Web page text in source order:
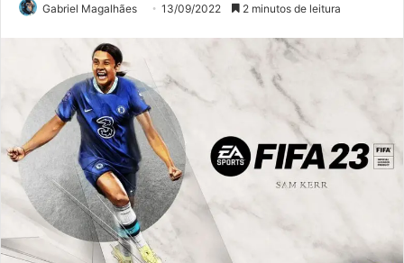
Gabriel Magalhães 13/09/2022 2 minutos de leitura